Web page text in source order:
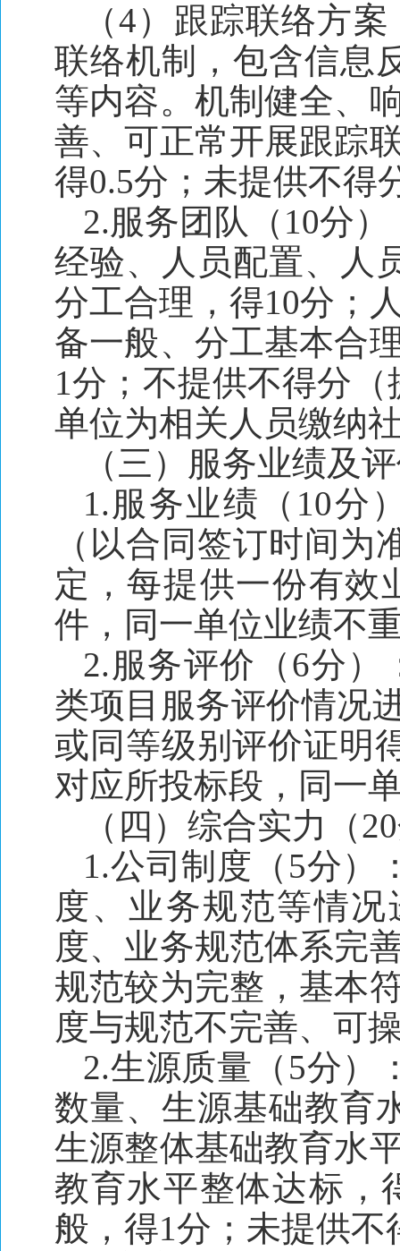
（4）跟踪联络方
联络机制，包含信息
等内容。机制健全、
善、可正常开展跟踪
得0.5分；未提供不得
2.服务团队（10分
经验、人员配置、人
分工合理，得10分；
备一般、分工基本合
1分；不提供不得分
单位为相关人员缴纳
（三）服务业绩及
1.服务业绩（10分
（以合同签订时间
定，每提供一份有效
件，同一单位业绩不
2.服务评价（6分）
类项目服务评价情况
或同等级别评价证明
对应所投标段，同一
（四）综合实力（
1.公司制度（5分）
度、业务规范等情
度、业务规范体系完
规范较为完整，基本
度与规范不完善、可
2.生源质量（5分）
数量、生源基础教育
生源整体基础教育水
教育水平整体达标，
般，得1分；未提供不